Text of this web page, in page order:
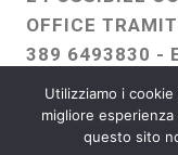
OFFICE
389 6493830 -
WEBMASTER :
FREELANCE
Utilizziamo i
migliore
questo sito